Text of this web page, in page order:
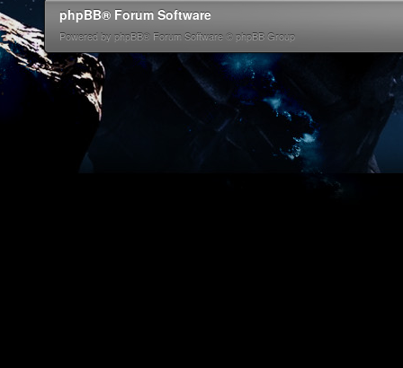
phpBB® Forum Software
Powered by phpBB® Forum Software © phpBB Group